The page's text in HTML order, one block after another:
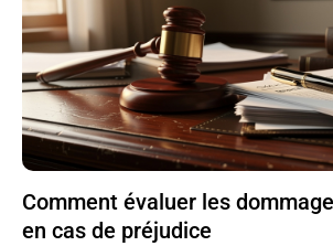
Comment évaluer les
en cas de préjudice